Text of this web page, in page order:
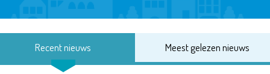
Recent nieuws Meest gelezen nieuws